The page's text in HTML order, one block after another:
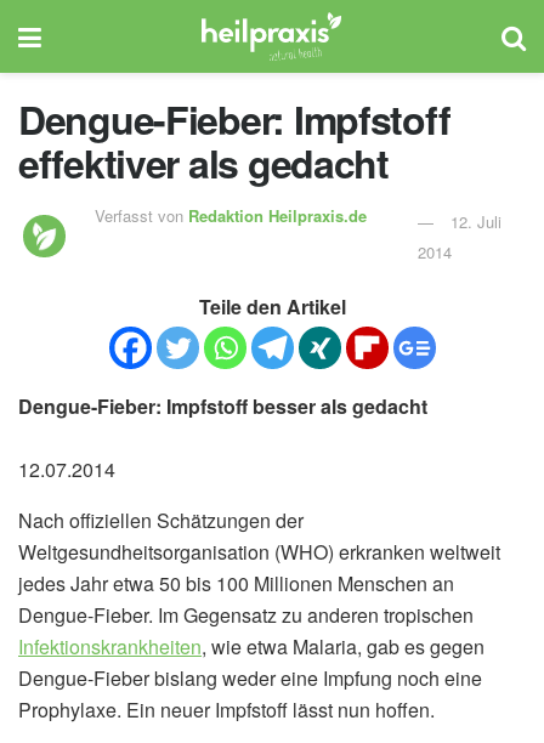
Dengue-Fieber: Impfstoff
effektiver als gedacht
Verfasst von Redaktion Heilpraxis.de
12. Juli
2014
Teile den Artikel
Dengue-Fieber: Impfstoff besser als gedacht
12.07.2014
Nach offiziellen Schätzungen der
Weltgesundheitsorganisation (WHO) erkranken weltweit
jedes Jahr etwa 50 bis 100 Millionen Menschen an
Dengue-Fieber. Im Gegensatz zu anderen tropischen
Infektionskrankheiten, wie etwa Malaria, gab es gegen
Dengue-Fieber bislang weder eine Impfung noch eine
Prophylaxe. Ein neuer Impfstoff lässt nun hoffen.